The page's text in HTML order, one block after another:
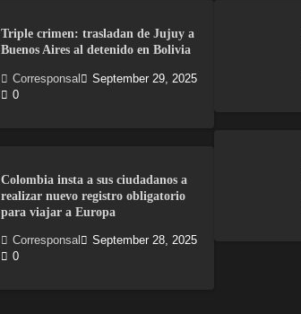
Triple crimen: trasladan de Jujuy a
Buenos Aires al detenido en Bolivia
Corresponsal
September 29, 2025
0
Colombia insta a sus ciudadanos a
realizar nuevo registro obligatorio
para viajar a Europa
Corresponsal
September 28, 2025
0